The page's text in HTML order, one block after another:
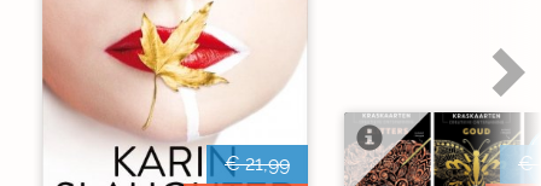
€ 21,99 €